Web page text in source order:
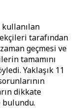
kullanılan
tarafından
geçmesi ve
tamamını
Yaklaşık 11
dikkate
bulundu.